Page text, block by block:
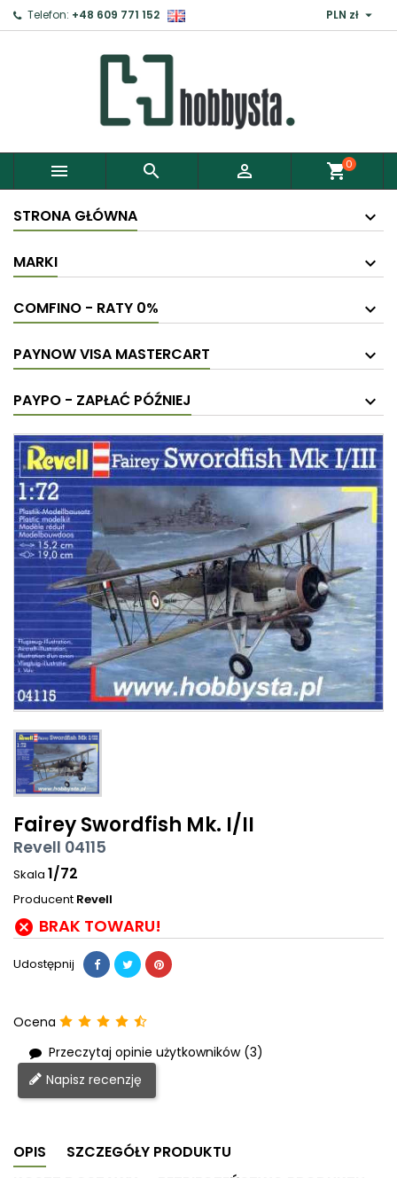
Telefon: +48 609 771 152 PLN zł 
   shopping_cart0
STRONA GŁÓWNA
MARKI
COMFINO - RATY 0%
PAYNOW VISA MASTERCART
PAYPO - ZAPŁAĆ PÓŹNIEJ
Fairey Swordfish Mk. I/II
Revell 04115
Skala 1/72
Producent Revell
 BRAK TOWARU!
Udostępnij
Ocena
Przeczytaj opinie użytkowników (3)
Napisz recenzję
OPIS
SZCZEGÓŁY PRODUKTU